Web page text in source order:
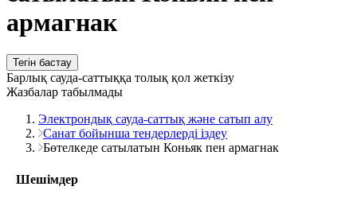
армагнак
Тегін бастау
Барлық сауда-саттыққа толық қол жеткізу
Жазбалар табылмады
Электрондық сауда-саттық және сатып алу
Санат бойынша тендерлерді іздеу
Бөтелкеде сатылатын Коньяк пен армагнак
Шешімдер